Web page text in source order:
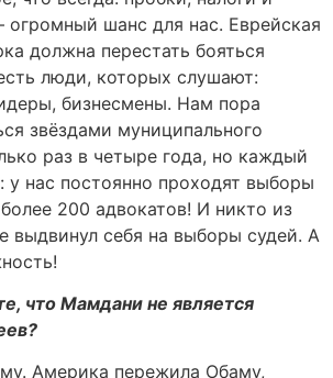
шанс для нас. Еврейская
должна перестать бояться
люди, которых слушают:
бизнесмены. Нам пора
звёздами муниципального
раз в четыре года, но каждый
нас постоянно проходят выборы
200 адвокатов! И никто из
выдвинул себя на выборы судей. А
что Мамдани не является
Америка пережила Обаму,